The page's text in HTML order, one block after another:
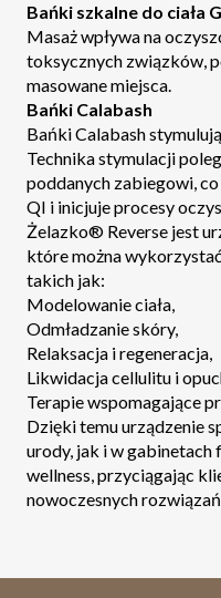
Bańki szkalne do ciała
Masaż wpływa na
toksycznych związków,
masowane miejsca.
Bańki Calabash
Bańki Calabash
Technika stymulacji
poddanych zabiegowi,
QI i inicjuje procesy
Żelazko® Reverse jest
które można
takich jak:
Modelowanie ciała,
Odmładzanie skóry,
Relaksacja i regeneracja,
Likwidacja cellulitu i
Terapie wspomagające
Dzięki temu urządzenie
urody, jak i w
wellness, przyciągając
nowoczesnych